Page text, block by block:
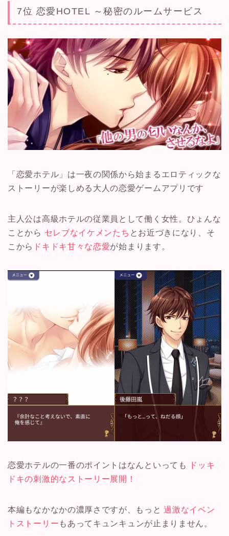
7位 恋愛HOTEL ～秘密のルームサービス
「恋愛ホテル」は一夜の関係から始まるエロティックな
ストーリーが楽しめる大人の恋愛ゲームアプリです
主人公は高級ホテルの従業員として働く女性。ひょんな
ことから セレブなイケメンたち とお近づきになり、そ
こから ドキドキ甘々な恋愛が始まります。
恋愛ホテルの一番のポイントはなんといっても
ドッキ
ドキの刺激的なストーリー展開！
本編もなかなかの濃厚さですが、もっと 過激なイベン
トストーリー もあってキュンキュンが止まりません。